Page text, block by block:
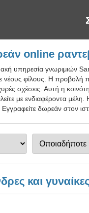
online
υπηρεσία γνωριμιών
νέους φίλους. Η προβολή
σχέσεις. Αυτή η
με ενδιαφέροντα
δωρεάν στον
και